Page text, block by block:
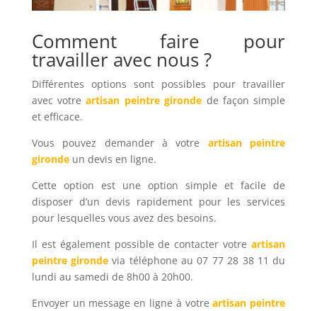
Comment faire pour
travailler avec nous ?
Différentes options sont possibles pour travailler
avec votreartisan peintre gironde de façon simple
et efficace.
Vous pouvez demander à votre artisan peintre
girondeun devis en ligne.
Cette option est une option simple et facile de
disposer d’un devis rapidement pour les services
pour lesquelles vous avez des besoins.
Il est également possible de contacter votreartisan
peintre gironde via téléphone au 07 77 28 38 11 du
lundi au samedi de 8h00 à 20h00.
Envoyer un message en ligne à votreartisan peintre